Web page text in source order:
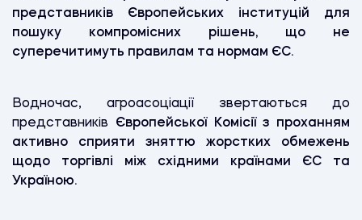
представників Європейських інституцій для
пошуку компромісних рішень, що не
суперечитимуть правилам та нормам ЄС.
Водночас, агроасоціації звертаються до
представників Європейської Комісії з проханням
активно сприяти зняттю жорстких обмежень
щодо торгівлі між східними країнами ЄС та
Україною.